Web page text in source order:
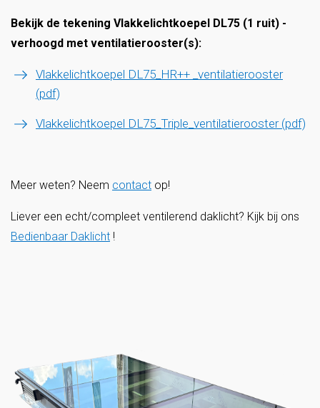
Bekijk de tekening Vlakkelichtkoepel DL75 (1 ruit) -
verhoogd met ventilatierooster(s):
Vlakkelichtkoepel DL75_HR++ _ventilatierooster
(pdf)
Vlakkelichtkoepel DL75_Triple_ventilatierooster (pdf)
Meer weten? Neem contact op!
Liever een echt/compleet ventilerend daklicht? Kijk bij ons
Bedienbaar Daklicht !